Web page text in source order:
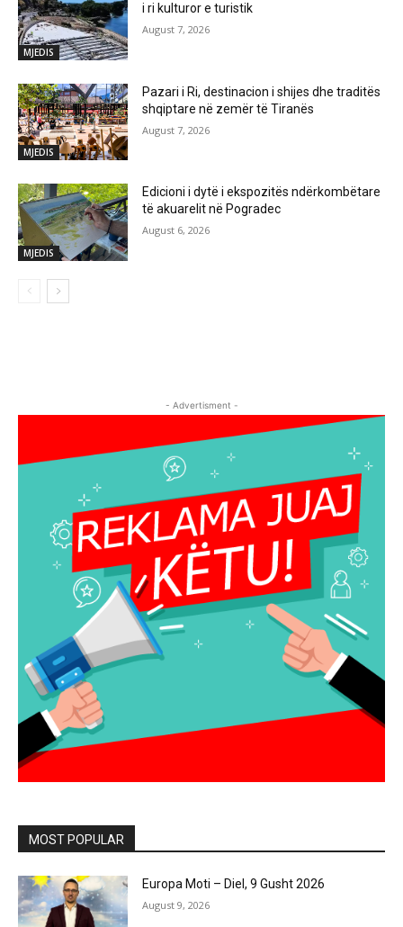
MJEDIS
i ri kulturor e turistik
August 7, 2026
MJEDIS
Pazari i Ri, destinacion i shijes dhe traditës
shqiptare në zemër të Tiranës
August 7, 2026
MJEDIS
Edicioni i dytë i ekspozitës ndërkombëtare
të akuarelit në Pogradec
August 6, 2026
- Advertisment -
MOST POPULAR
Europa Moti – Diel, 9 Gusht 2026
August 9, 2026